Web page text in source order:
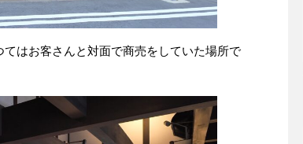
はお客さんと対面で商売をしていた場所で